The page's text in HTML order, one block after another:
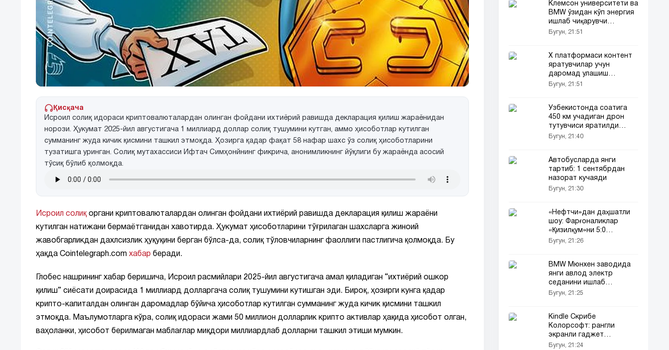
Қисқача
Исроил солиқ идораси криптовалюталардан олинган фойдани ихтиёрий равишда декларация қилиш жараёнидан
норози. Ҳукумат 2025-йил августигача 1 миллиард доллар солиқ тушумини кутган, аммо ҳисоботлар кутилган
сумманинг жуда кичик қисмини ташкил этмоқда. Ҳозирга қадар фақат 58 нафар шахс ўз солиқ ҳисоботларини
тузатишга уринган. Солиқ мутахассиси Ифтач Симҳонйнинг фикрича, анонимликнинг йўқлиги бу жараёнда асосий
тўсиқ бўлиб қолмоқда.
Исроил солиқ органи криптовалюталардан олинган фойдани ихтиёрий равишда декларация қилиш жараёни
кутилган натижани бермаётганидан хавотирда. Ҳукумат ҳисоботларини тўғрилаган шахсларга жиноий
жавобгарликдан дахлсизлик ҳуқуқини берган бўлса-да, солиқ тўловчиларнинг фаоллиги пастлигича қолмоқда. Бу
ҳақда Cointelegraph.com хабар беради.
Глобес нашрининг хабар беришича, Исроил расмийлари 2025-йил августигача амал қиладиган “ихтиёрий ошкор
қилиш” сиёсати доирасида 1 миллиард долларгача солиқ тушумини кутишган эди. Бироқ, ҳозирги кунга қадар
крипто-капиталдан олинган даромадлар бўйича ҳисоботлар кутилган сумманинг жуда кичик қисмини ташкил
этмоқда. Маълумотларга кўра, солиқ идораси жами 50 миллион долларлик крипто активлар ҳақида ҳисобот олган,
ваҳоланки, ҳисобот берилмаган маблағлар миқдори миллиардлаб долларни ташкил этиши мумкин.
Клемсон университети ва
BMW ўзидан кўп энергия
ишлаб чиқарувчи
электромобил яратди
Бугун, 21:51
Х платформаси контент
яратувчилар учун
даромад улашиш
тизимини ўзгартирмоқда
Бугун, 21:51
Ўзбекистонда соатига
450 км учадиган дрон
тутувчиси яратилди
(видео)
Бугун, 21:40
Автобусларда янги
тартиб: 1 сентябрдан
назорат кучаяди
Бугун, 21:30
«Нефтчи»дан даҳшатли
шоу: Фарғоналиклар
«Қизилқум»ни 5:0
ҳисобида тор-мор этди!
Бугун, 21:26
BMW Mюнхен заводида
янги авлод электр
седанини ишлаб
чиқаришни бошлади
Бугун, 21:25
Kindle Скрибе
Колорсофт: рангли
экранли гаджет
имкониятлари
Бугун, 21:24